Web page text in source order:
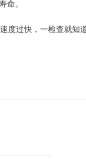
命。
度过快，一检查就知